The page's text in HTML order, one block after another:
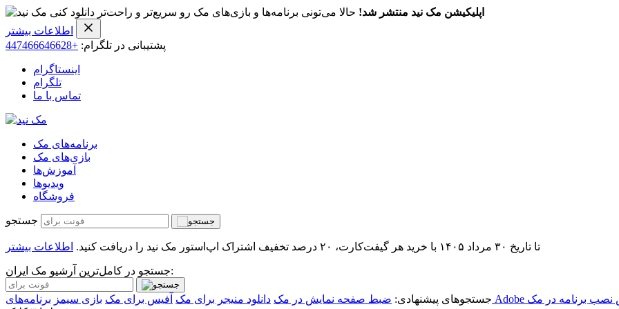
اپلیکیشن مک نید منتشر شد! حالا می‌تونی برنامه‌ها و بازی‌های مک رو سریع‌تر و راحت‌تر دانلود کنی
اطلاعات بیشتر
پشتیبانی در تلگرام: +447466646628
اینستاگرام
تلگرام
تماس با ما
برنامه‌های مک
بازی‌های مک
آموزش‌ها
ویدیو‌ها
فروشگاه
جستجو
تا تاریخ ۳۰ مرداد ۱۴۰۵ با خرید هر گیفت‌کارت، ۲۰ درصد تخفیف اشتراک اپ‌استور مک نید را دریافت کنید. اطلاعات بیشتر
جستجو در کامل‌ترین آرشیو مک ایران:
جستجوهای پیشنهادی: ضبط صفحه نمایش در مک دانلود منیجر برای مک آفیس برای مک بازی سیمز
نصب برنامه در مک